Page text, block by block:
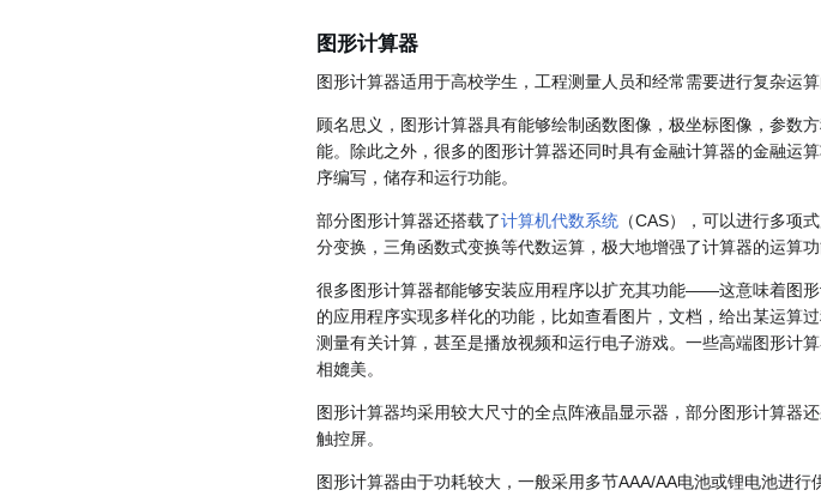
图形计算器
图形计算器适用于高校学生，工程测量人员和经常需要进行复杂运算
顾名思义，图形计算器具有能够绘制函数图像，极坐标图像，参数
能。除此之外，很多的图形计算器还同时具有金融计算器的金融运
序编写，储存和运行功能。
部分图形计算器还搭载了计算机代数系统 （CAS），可以进行多项
分变换，三角函数式变换等代数运算，极大地增强了计算器的运算功
很多图形计算器都能够安装应用程序以扩充其功能——这意味着图
的应用程序实现多样化的功能，比如查看图片，文档，给出某运算
测量有关计算，甚至是播放视频和运行电子游戏。一些高端图形计
相媲美。
图形计算器均采用较大尺寸的全点阵液晶显示器，部分图形计算器
触控屏。
图形计算器由于功耗较大，一般采用多节AAA/AA电池或锂电池进行